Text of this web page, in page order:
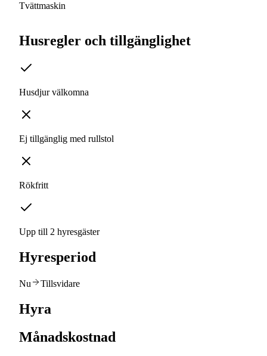
Tvättmaskin
Husregler och tillgänglighet
Husdjur välkomna
Ej tillgänglig med rullstol
Rökfritt
Upp till 2 hyresgäster
Hyresperiod
Nu Tillsvidare
Hyra
Månadskostnad